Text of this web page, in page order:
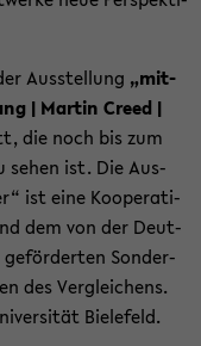
Aus­stel­lung „mit­
| Mar­tin Creed |
die noch bis zum
sehen ist. Die Aus­
ist eine Ko­ope­ra­ti­
dem von der Deut­
ge­för­der­ten Son­der­
des Ver­glei­chens.
Bie­le­feld.